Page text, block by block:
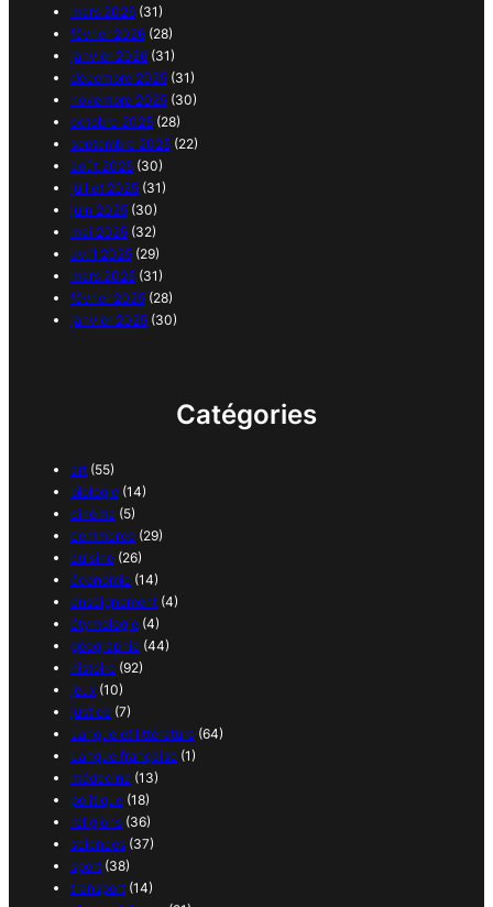
mars 2026 (31)
février 2026 (28)
janvier 2026 (31)
décembre 2025 (31)
novembre 2025 (30)
octobre 2025 (28)
septembre 2025 (22)
août 2025 (30)
juillet 2025 (31)
juin 2025 (30)
mai 2025 (32)
avril 2025 (29)
mars 2025 (31)
février 2025 (28)
janvier 2025 (30)
Catégories
art (55)
biologie (14)
cinéma (5)
commerce (29)
cuisine (26)
économie (14)
enseignement (4)
étymologie (4)
géographie (44)
histoire (92)
jeux (10)
justice (7)
Langue et littérature (64)
Langue française (1)
médecine (13)
politique (18)
religions (36)
sciences (37)
sport (38)
transport (14)